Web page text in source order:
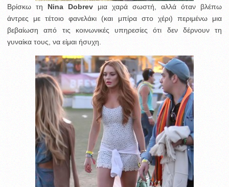
Βρίσκω τη Nina Dobrev μια χαρά σωστή, αλλά όταν βλέπω
άντρες με τέτοιο φανελάκι (και μπίρα στο χέρι) περιμένω μια
βεβαίωση από τις κοινωνικές υπηρεσίες ότι δεν δέρνουν τη
γυναίκα τους, να είμαι ήσυχη.